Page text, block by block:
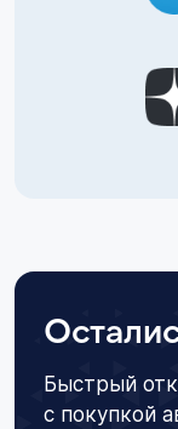
Быстрый
с покупкой